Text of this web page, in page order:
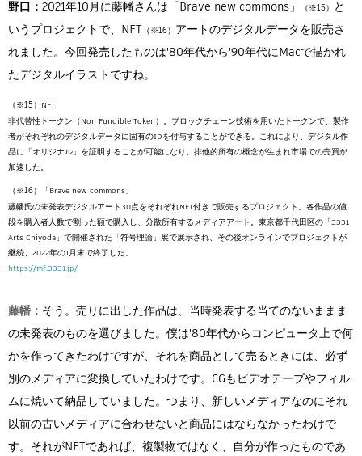
野口： 2021年10月に藤幡さんは「Brave new commons」
と
いうプロジェクトで、NFT
アートのデジタルデータを販売さ
れました。今回発売したものは'80年代から'90年代にMacで描かれ
たデジタルイラストですね。
NFT
非代替性トークン（Non Fungible Token）。ブロックチェーン技術を用いたトークンで、製作
者がそれぞれのデジタルデータに固有のIDを付与することができる。これにより、デジタル作
品に「オリジナル」を証明することが可能になり、排他的所有の概念が生まれ市場での売買が
加速した。
「Brave new commons」
藤幡氏の未発表デジタルアート30点をそれぞれNFT付きで販売するプロジェクト。各作品の値
段を購入者人数で割った額で購入し、分散所有するメディアアート。東京都千代田区の「3331
Arts Chiyoda」で開催された「符号理論」展で展示され、その後オンラインでプロジェクトが
継続、2022年の1月末で終了した。
https://mf.3331.jp/
藤幡： そう。売りに出した作品は、当時発表する当てのないままま
の未発表のものを選びました。僕は'80年代からコンピュータ上で何
かを作ってきたわけですが、それを商品として売るときには、必ず
別のメディアに変換していたわけです。CGもビデオテープやフィル
ムに焼いて納品していました。つまり、新しいメディアなのにそれ
以前の古いメディアに合わせないと商品にはならなかったわけで
す。それがNFTであれば、複製物ではなく、自分が作ったものであ